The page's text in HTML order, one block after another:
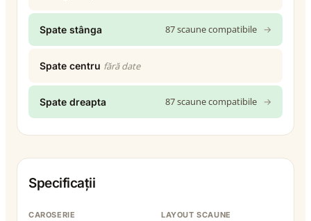
Spate stânga 87 scaune compatibile →
Spate centru fără date
Spate dreapta 87 scaune compatibile →
Specificații
CAROSERIE LAYOUT SCAUNE